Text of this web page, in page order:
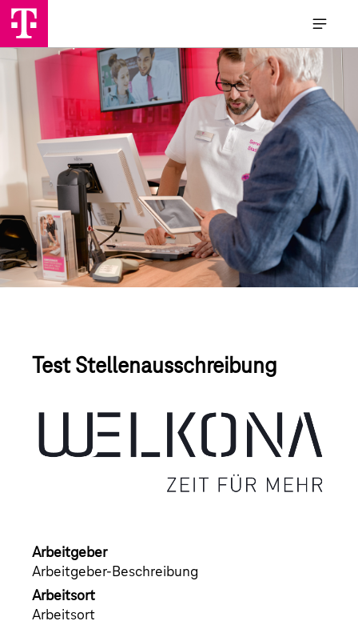
Test Stellenausschreibung
Arbeitgeber
Arbeitgeber-Beschreibung
Arbeitsort
Arbeitsort